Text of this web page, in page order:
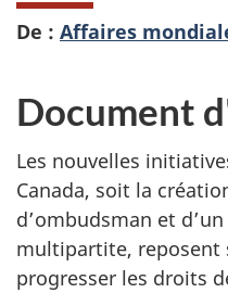
De : Affaires
Document
Les nouvelles
Canada, soit la
d’ombudsman et
multipartite, reposent
progresser les droits